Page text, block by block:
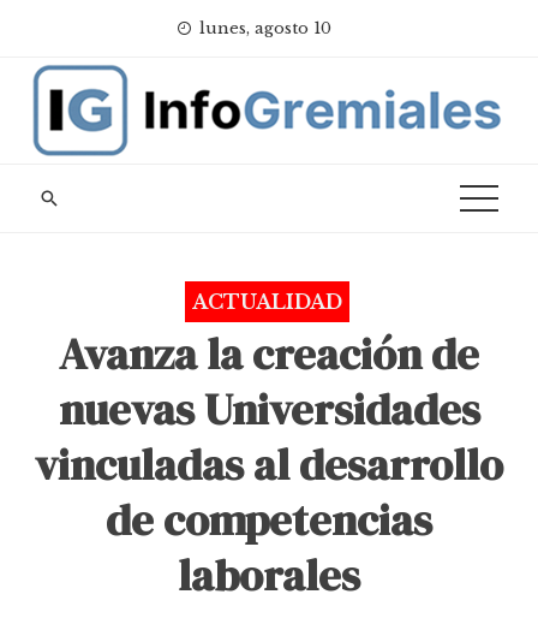
content
lunes, agosto 10
ACTUALIDAD
Avanza la creación de
nuevas Universidades
vinculadas al desarrollo
de competencias
laborales